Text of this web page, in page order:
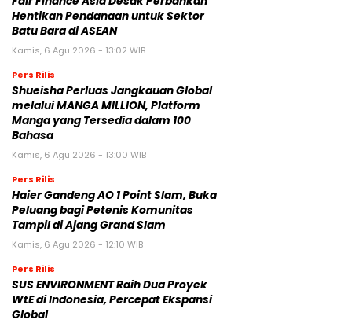
Hentikan Pendanaan untuk Sektor
Batu Bara di ASEAN
Kamis, 6 Agu 2026 - 13:02 WIB
Pers Rilis
Shueisha Perluas Jangkauan Global
melalui MANGA MILLION, Platform
Manga yang Tersedia dalam 100
Bahasa
Kamis, 6 Agu 2026 - 13:00 WIB
Pers Rilis
Haier Gandeng AO 1 Point Slam, Buka
Peluang bagi Petenis Komunitas
Tampil di Ajang Grand Slam
Kamis, 6 Agu 2026 - 12:10 WIB
Pers Rilis
SUS ENVIRONMENT Raih Dua Proyek
WtE di Indonesia, Percepat Ekspansi
Global